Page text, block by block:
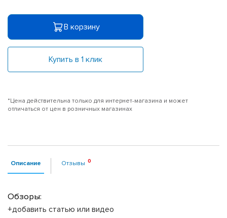
В корзину
Купить в 1 клик
*Цена действительна только для интернет-магазина и может
отличаться от цен в розничных магазинах
Описание Отзывы
Обзоры:
+добавить статью или видео